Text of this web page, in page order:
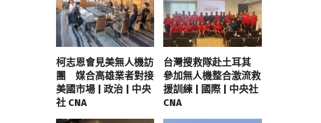
柯志恩會見美無人機訪
團 媒合高雄業者對接
美國市場 | 政治 | 中央
社 CNA
台灣搜救隊赴土耳其
參加無人機整合激流救
援訓練 | 國際 | 中央社
CNA